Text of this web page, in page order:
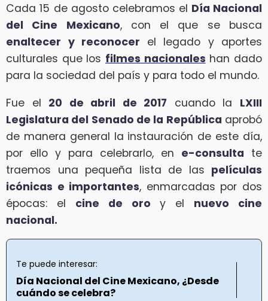
Cada 15 de agosto celebramos el Día Nacional
del Cine Mexicano, con el que se busca
enaltecer y reconocer el legado y aportes
culturales que los filmes nacionales han dado
para la sociedad del país y para todo el mundo.
Fue el 20 de abril de 2017 cuando la LXIII
Legislatura del Senado de la República aprobó
de manera general la instauración de este día,
por ello y para celebrarlo, en e-consulta te
traemos una pequeña lista de las películas
icónicas e importantes, enmarcadas por dos
épocas: el cine de oro y el nuevo cine
nacional.
Te puede interesar:
Día Nacional del Cine Mexicano, ¿Desde
cuándo se celebra?